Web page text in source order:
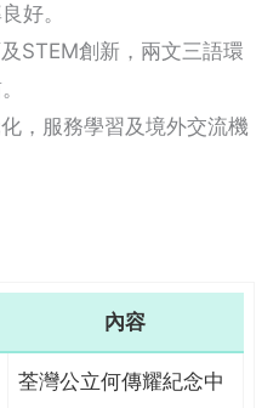
好。
STEM創新，兩文三語環
，服務學習及境外交流機
內容
荃灣公立何傳耀紀念中